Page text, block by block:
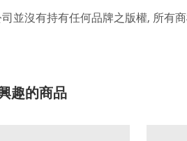
並沒有持有任何品牌之版權, 所有
趣的商品